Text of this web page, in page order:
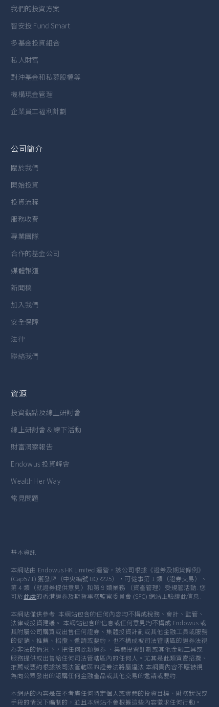
我們的投資方案
智安投 Fund Smart
多基金投資組合
私人財富
對沖基金和私募股權等
機構現金管理
企業員工福利計劃
公司簡介
關於我們
開始投資
投資流程
服務收費
專業團隊
合作的基金公司
媒體報道
新聞稿
加入我們
安全保障
法律
聯絡我們
資源
投資觀點及線上研討會
線上研討會 & 線下活動
財富洞察報告
Endowus 投資峰會
Wealth Her Way
常見問題
基本資訊
本網站由 Endowus HK Limited 運營，該公司根據《證券及期貨條例》
(Cap571) 獲發牌（中央編號 BQR225），可從事第 1 類（證券交易）、
第 4 類（就證券提供意見）和第 9 類業務 （資產管理）受規管活動. 您
可於此處的香港證券及期貨事務監察委員會 (SFC) 網站上驗證此信息.
本網站僅供參考. 本網站包含的任何內容均不構成稅務、會計、監管、
法律或投資建議。 本網站包含的信息或任何意見均不構成 Endowus 或
其附屬公司購買或出售任何證券、集體投資計劃或其他金融工具或服務
的促銷、推薦、招攬、邀請或要約，也不構成被司法管轄區的證券法視
為非法的情況下，把任何此類證券 、集體投資計劃或其他金融工具或
服務提供或出售給任何司法管轄區內的任何人。尤其是此類買賣招攬、
推薦或要約根據該司法管轄區的證券法將屬違法.本網頁內容不應被視
為向公眾發出的認購任何金融產品或其他交易的邀請或要約.
本網站的內容是在不考慮任何特定個人或實體的投資目標、財務狀況或
手段的情況下編制的，並且本網站不會根據這些內容徵求任何行動。